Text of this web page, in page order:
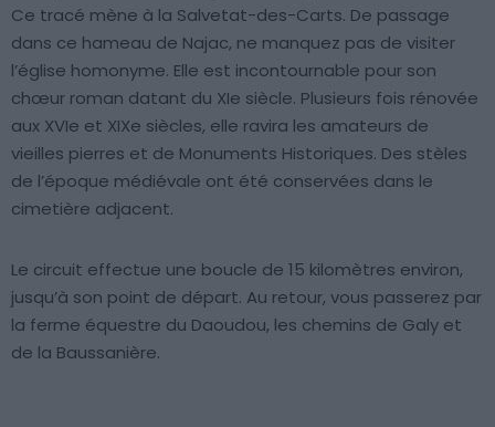
Ce tracé mène à la Salvetat-des-Carts. De passage
dans ce hameau de Najac, ne manquez pas de visiter
l’église homonyme. Elle est incontournable pour son
chœur roman datant du XIe siècle. Plusieurs fois rénovée
aux XVIe et XIXe siècles, elle ravira les amateurs de
vieilles pierres et de Monuments Historiques. Des stèles
de l’époque médiévale ont été conservées dans le
cimetière adjacent.
Le circuit effectue une boucle de 15 kilomètres environ,
jusqu’à son point de départ. Au retour, vous passerez par
la ferme équestre du Daoudou, les chemins de Galy et
de la Baussanière.